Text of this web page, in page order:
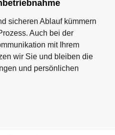
sicheren Ablauf kümmern
Auch bei der
mit Ihrem
wir Sie und bleiben die
und persönlichen